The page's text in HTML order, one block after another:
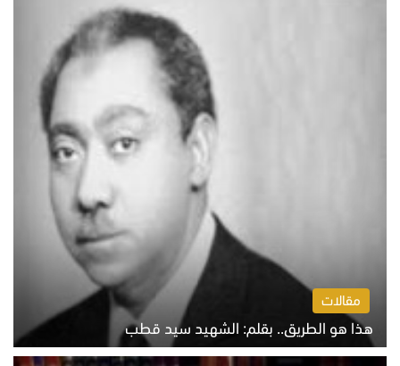
مقالات
هذا هو الطريق.. بقلم: الشهيد سيد قطب
الخميس 6 أغسطس 2026 10:52 ص